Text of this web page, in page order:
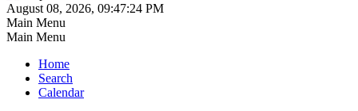
August 08, 2026, 09:47:24 PM
Main Menu
Main Menu
Home
Search
Calendar